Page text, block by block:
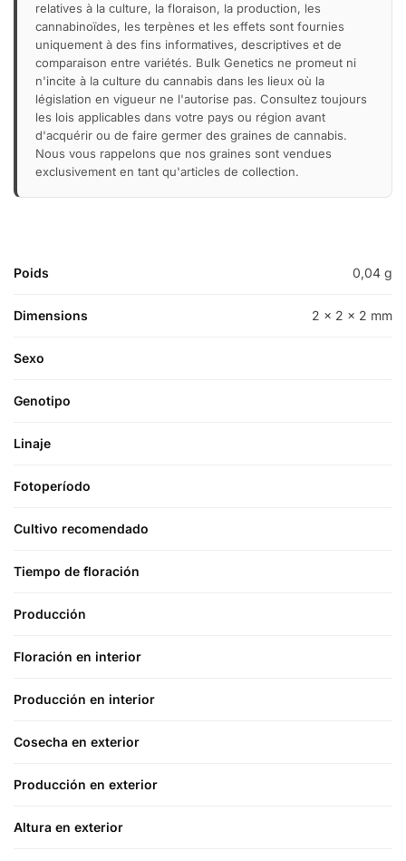
relatives à la culture, la floraison, la production, les
cannabinoïdes, les terpènes et les effets sont fournies
uniquement à des fins informatives, descriptives et de
comparaison entre variétés. Bulk Genetics ne promeut ni
n'incite à la culture du cannabis dans les lieux où la
législation en vigueur ne l'autorise pas. Consultez toujours
les lois applicables dans votre pays ou région avant
d'acquérir ou de faire germer des graines de cannabis.
Nous vous rappelons que nos graines sont vendues
exclusivement en tant qu'articles de collection.
Poids 0,04 g
Dimensions 2 × 2 × 2 mm
Sexo
Genotipo
Linaje
Fotoperíodo
Cultivo recomendado
Tiempo de floración
Producción
Floración en interior
Producción en interior
Cosecha en exterior
Producción en exterior
Altura en exterior